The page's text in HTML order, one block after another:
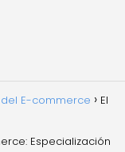
E-commerce El
Especialización